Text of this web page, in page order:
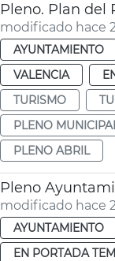
Pleno. Plan del
modificado hace
AYUNTAMIENTO
VALENCIA
TURISMO
PLENO
PLENO ABRIL
Pleno
modificado hace
AYUNTAMIENTO
EN PORTADA